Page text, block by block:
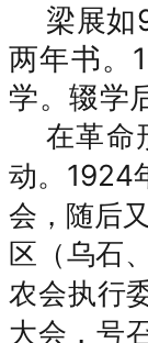
梁展如
两年书。
学。辍学
在革命
动。 1924
会，随后
区（乌石
农会执行
大会，号